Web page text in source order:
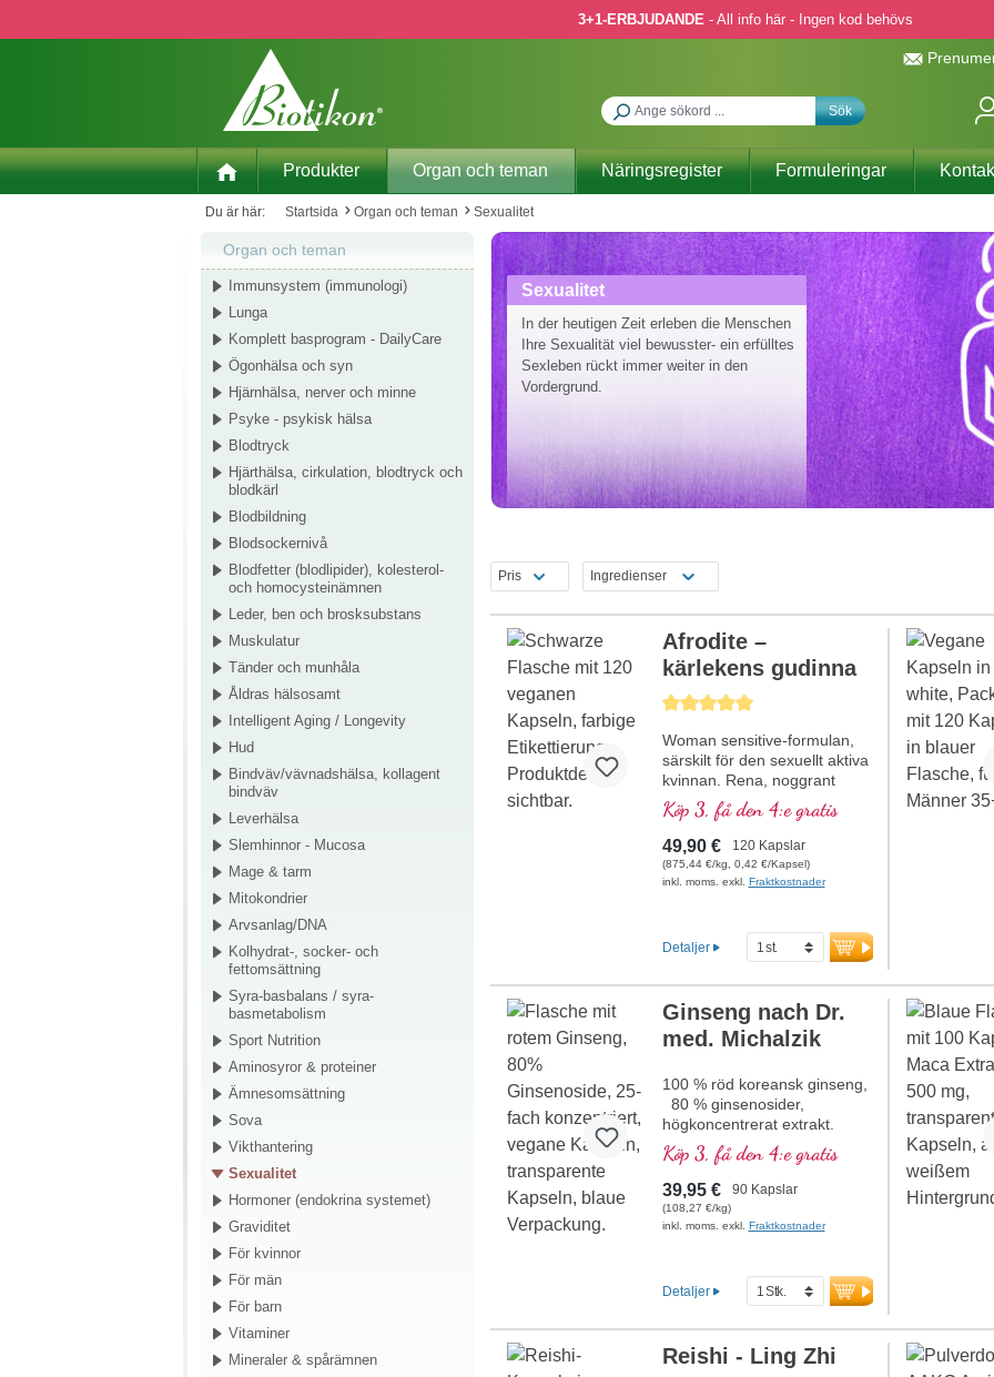
3+1-ERBJUDANDE - All info här - Ingen kod behövs
Sök
Produkter Organ och teman Näringsregister Formuleringar
Du är här: Startsida Organ och teman Sexualitet
Organ och teman
Immunsystem (immunologi)
Lunga
Komplett basprogram - DailyCare
Ögonhälsa och syn
Hjärnhälsa, nerver och minne
Psyke - psykisk hälsa
Blodtryck
Hjärthälsa, cirkulation, blodtryck och
blodkärl
Blodbildning
Blodsockernivå
Blodfetter (blodlipider), kolesterol-
och homocysteinämnen
Leder, ben och brosksubstans
Muskulatur
Tänder och munhåla
Åldras hälsosamt
Intelligent Aging / Longevity
Hud
Bindväv/vävnadshälsa, kollagent
bindväv
Leverhälsa
Slemhinnor - Mucosa
Mage & tarm
Mitokondrier
Arvsanlag/DNA
Kolhydrat-, socker- och
fettomsättning
Syra-basbalans / syra-
basmetabolism
Sport Nutrition
Aminosyror & proteiner
Ämnesomsättning
Sova
Vikthantering
Sexualitet
Hormoner (endokrina systemet)
Graviditet
För kvinnor
För män
För barn
Vitaminer
Mineraler & spårämnen
Sexualitet
In der heutigen Zeit erleben die Menschen
Ihre Sexualität viel bewusster- ein erfülltes
Sexleben rückt immer weiter in den
Vordergrund.
Pris Ingredienser
Genomsnittligt betyg på 5 av 5 stjärnor
Afrodite –
kärlekens gudinna
Woman sensitive-formulan,
särskilt för den sexuellt aktiva
kvinnan. Rena, noggrant
sammansatta naturliga
ämnen för att stödja
kvinnligheten.
Köp 3, få den 4:e gratis
49,90 € 120 Kapslar
(875,44 €/kg, 0,42 €/Kapsel)
inkl. moms. exkl. Fraktkostnader
Detaljer
Ginseng nach Dr.
med. Michalzik
100 % röd koreansk ginseng,
80 % ginsenosider,
högkoncentrerat extrakt.
Köp 3, få den 4:e gratis
39,95 € 90 Kapslar
(108,27 €/kg)
inkl. moms. exkl. Fraktkostnader
Detaljer
Reishi - Ling Zhi